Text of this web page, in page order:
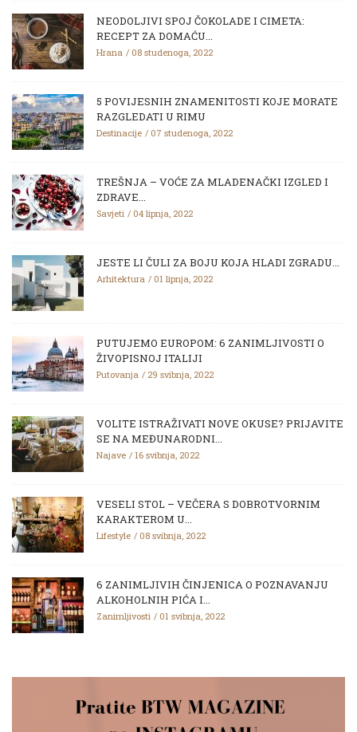
NEODOLJIVI SPOJ ČOKOLADE I CIMETA:
RECEPT ZA DOMAĆU...
Hrana 08 studenoga, 2022
5 POVIJESNIH ZNAMENITOSTI KOJE MORATE
RAZGLEDATI U RIMU
Destinacije 07 studenoga, 2022
TREŠNJA – VOĆE ZA MLADENAČKI IZGLED I
ZDRAVE...
Savjeti 04 lipnja, 2022
JESTE LI ČULI ZA BOJU KOJA HLADI ZGRADU...
Arhitektura 01 lipnja, 2022
PUTUJEMO EUROPOM: 6 ZANIMLJIVOSTI O
ŽIVOPISNOJ ITALIJI
Putovanja 29 svibnja, 2022
VOLITE ISTRAŽIVATI NOVE OKUSE? PRIJAVITE
SE NA MEĐUNARODNI...
Najave 16 svibnja, 2022
VESELI STOL – VEČERA S DOBROTVORNIM
KARAKTEROM U...
Lifestyle 08 svibnja, 2022
6 ZANIMLJIVIH ČINJENICA O POZNAVANJU
ALKOHOLNIH PIĆA I...
Zanimljivosti 01 svibnja, 2022